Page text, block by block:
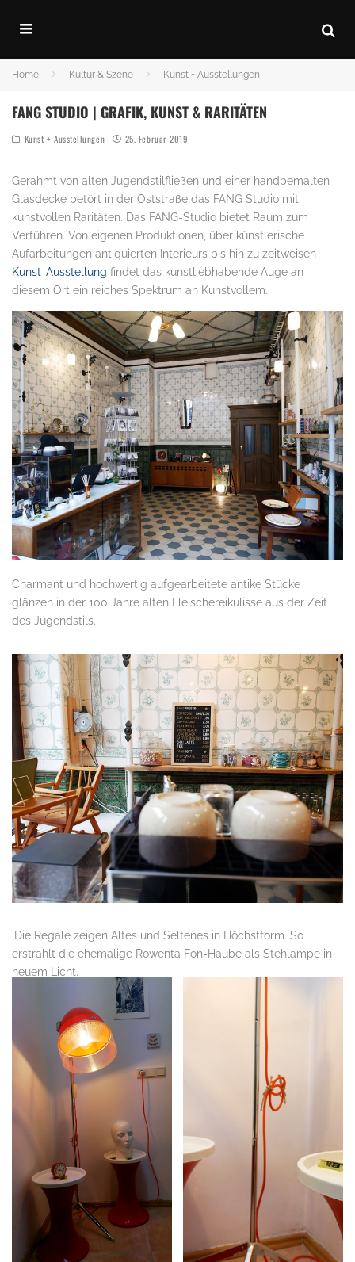
Home Kultur & Szene Kunst + Ausstellungen
FANG STUDIO | GRAFIK, KUNST & RARITÄTEN
Kunst + Ausstellungen 25. Februar 2019
Gerahmt von alten Jugendstilfließen und einer handbemalten
Glasdecke betört in der Oststraße das FANG Studio mit
kunstvollen Raritäten. Das FANG-Studio bietet Raum zum
Verführen. Von eigenen Produktionen, über künstlerische
Aufarbeitungen antiquierten Interieurs bis hin zu zeitweisen
Kunst-Ausstellung findet das kunstliebhabende Auge an
diesem Ort ein reiches Spektrum an Kunstvollem.
Charmant und hochwertig aufgearbeitete antike Stücke
glänzen in der 100 Jahre alten Fleischereikulisse aus der Zeit
des Jugendstils.
Die Regale zeigen Altes und Seltenes in Höchstform. So
erstrahlt die ehemalige Rowenta Fön-Haube als Stehlampe in
neuem Licht.